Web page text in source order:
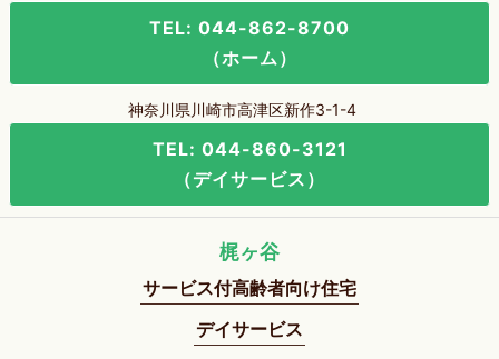
TEL: 044-862-8700
（ホーム）
神奈川県川崎市高津区新作3-1-4
TEL: 044-860-3121
（デイサービス）
梶ヶ谷
サービス付高齢者向け住宅
デイサービス